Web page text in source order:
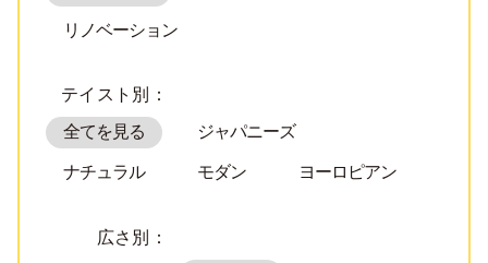
リノベーション
テイスト別：
全てを見る
ジャパニーズ
ナチュラル モダン ヨーロピアン
広さ別：